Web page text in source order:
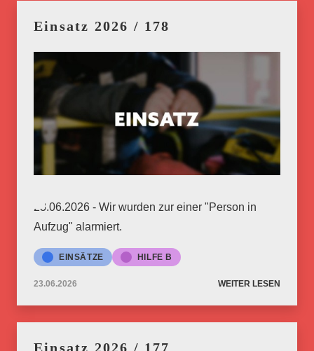
Einsatz 2026 / 178
23.06.2026 - Wir wurden zur einer "Person in
Aufzug" alarmiert.
EINSÄTZE HILFE B
23.06.2026 WEITER LESEN
Einsatz 2026 / 177